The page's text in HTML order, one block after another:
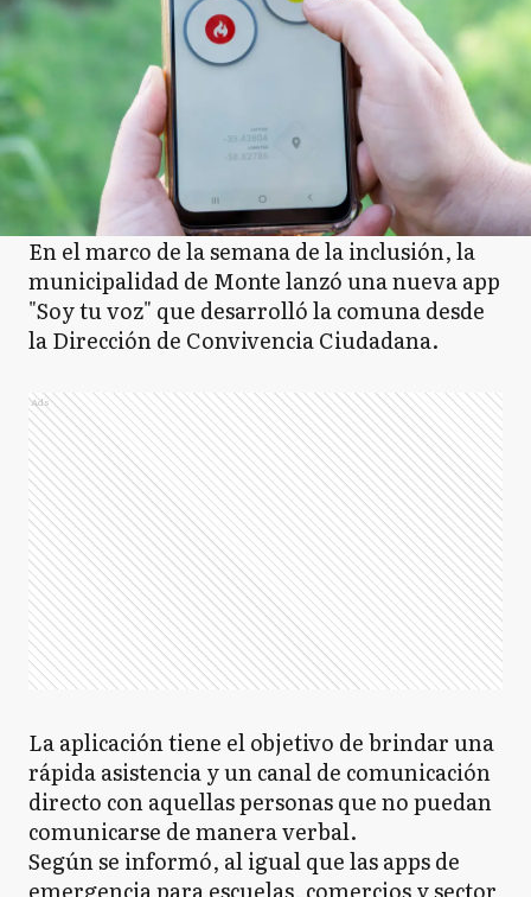
En el marco de la semana de la inclusión, la
municipalidad de Monte lanzó una nueva app
"Soy tu voz" que desarrolló la comuna desde
la Dirección de Convivencia Ciudadana.
Ads
La aplicación tiene el objetivo de brindar una
rápida asistencia y un canal de comunicación
directo con aquellas personas que no puedan
comunicarse de manera verbal.
Según se informó, al igual que las apps de
emergencia para escuelas, comercios y sector